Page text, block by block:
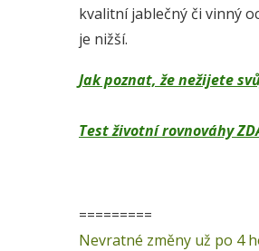
kvalitní jablečný či vinný
je nižší.
Jak poznat, že nežijete
Test životní rovnováhy
=========
Nevratné změny už po 4